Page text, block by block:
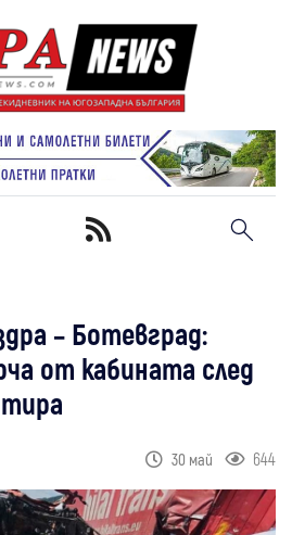
– Ботевград:
от кабината след
тира
30 май 644